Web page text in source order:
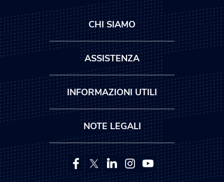
CHI SIAMO
ASSISTENZA
INFORMAZIONI UTILI
NOTE LEGALI